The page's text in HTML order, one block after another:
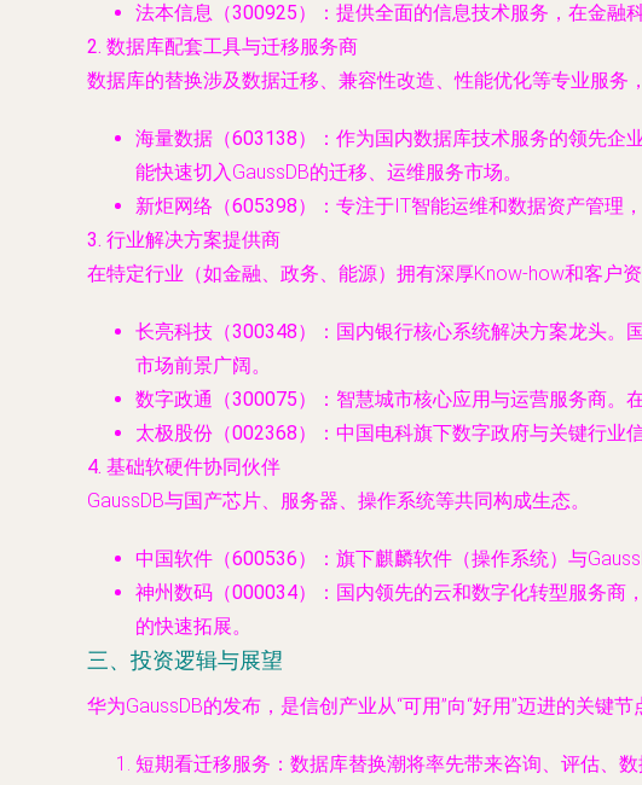
法本信息（300925）
：提供全面的信息技术服务，在金融
2. 数据库配套工具与迁移服务商
数据库的替换涉及数据迁移、兼容性改造、性能优化等专业服务
海量数据（603138）
：作为国内数据库技术服务的领先
能快速切入GaussDB的迁移、运维服务市场。
新炬网络（605398）
：专注于IT智能运维和数据资产管理
3. 行业解决方案提供商
在特定行业（如金融、政务、能源）拥有深厚Know-how和客户
长亮科技（300348）
：国内银行核心系统解决方案龙头。
市场前景广阔。
数字政通（300075）
：智慧城市核心应用与运营服务商。
太极股份（002368）
：中国电科旗下数字政府与关键行业
4. 基础软硬件协同伙伴
GaussDB与国产芯片、服务器、操作系统等共同构成生态。
中国软件（600536）
：旗下麒麟软件（操作系统）与
神州数码（000034）
：国内领先的云和数字化转型服务
的快速拓展。
三、投资逻辑与展望
华为GaussDB的发布，是信创产业从“可用”向“好用”迈进的关键
短期看迁移服务 ：数据库替换潮将率先带来咨询、评估、